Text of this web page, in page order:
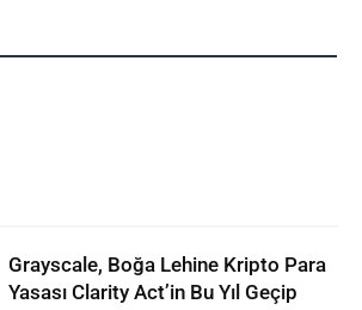
Grayscale, Boğa Lehine Kripto Para
Yasası Clarity Act’in Bu Yıl Geçip